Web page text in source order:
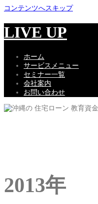
コンテンツへスキップ
LIVE UP
ホーム
サービスメニュー
セミナー一覧
会社案内
お問い合わせ
2013年